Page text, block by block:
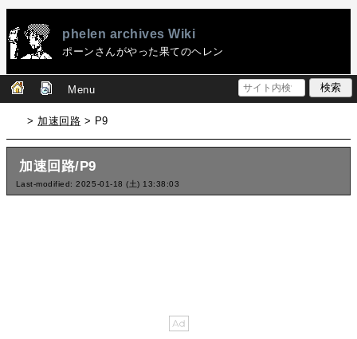
phelen archives Wiki
ポーンさんがやった果てのヘレン
Menu
> 加速回路 > P9
加速回路/P9
Last-modified: 2025-01-18 (土) 13:38:03